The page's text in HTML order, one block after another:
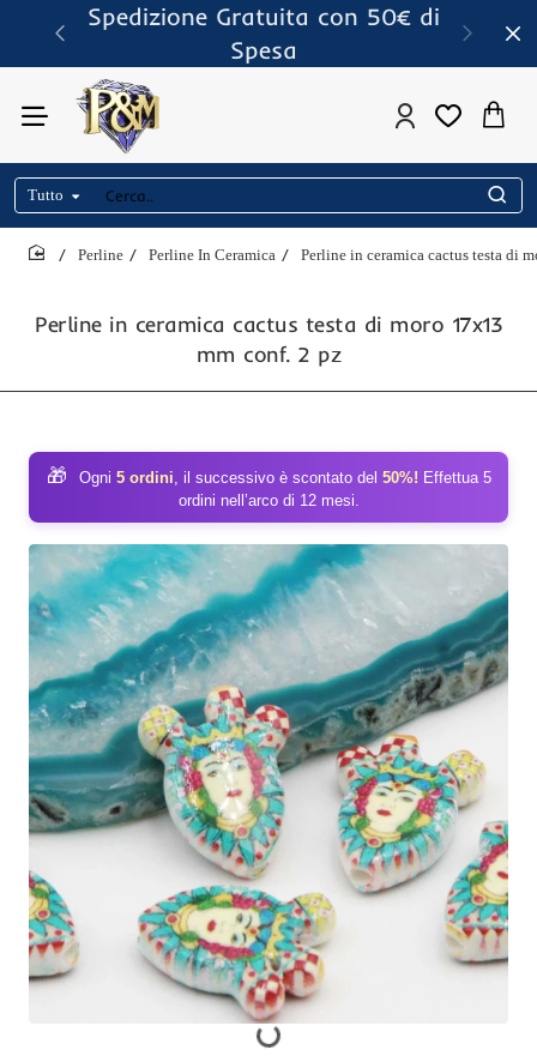
Spedizione Gratuita con 50€ di
Spesa
Tutto
Cerca..
Perline in ceramica cactus testa di moro 17x13
mm conf. 2 pz
Perline Perline In Ceramica Perline in ceramica cactus testa di
🎁 Ogni 5 ordini, il successivo è scontato del 50%! Effettua 5
ordini nell’arco di 12 mesi.